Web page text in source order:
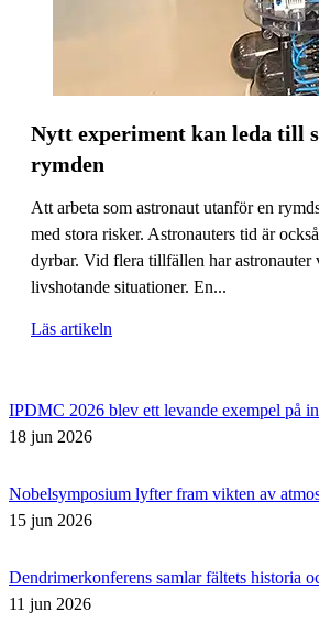
Nytt experiment kan leda till
rymden
Att arbeta som astronaut utanför en
med stora risker. Astronauters tid är
dyrbar. Vid flera tillfällen har astronauter
livshotande situationer. En...
Läs artikeln
IPDMC 2026 blev ett levande exempel på
18 jun 2026
Nobelsymposium lyfter fram vikten av
15 jun 2026
Dendrimerkonferens samlar fältets historia
11 jun 2026